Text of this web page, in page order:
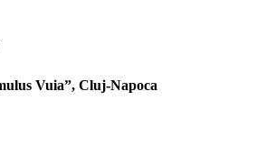
Vuia”, Cluj-Napoca